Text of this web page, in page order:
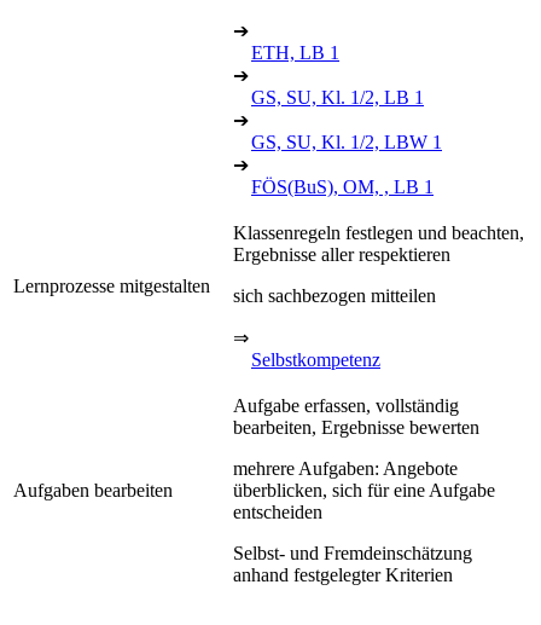
➔
ETH, LB 1
➔
GS, SU, Kl. 1/2, LB 1
➔
GS, SU, Kl. 1/2, LBW 1
➔
FÖS(BuS), OM, , LB 1
Lernprozesse mitgestalten
Klassenregeln festlegen und beachten,
Ergebnisse aller respektieren
sich sachbezogen mitteilen
⇒
Selbstkompetenz
Aufgaben bearbeiten
Aufgabe erfassen, vollständig
bearbeiten, Ergebnisse bewerten
mehrere Aufgaben: Angebote
überblicken, sich für eine Aufgabe
entscheiden
Selbst- und Fremdeinschätzung
anhand festgelegter Kriterien